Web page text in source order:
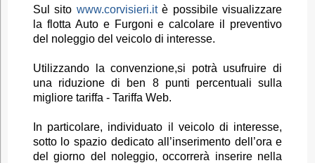
Sul sito www.corvisieri.itè possibile visualizzare
la flotta Auto e Furgoni e calcolare il preventivo
del noleggio del veicolo di interesse.
Utilizzando la convenzione,si potrà usufruire di
una riduzione di ben 8 punti percentuali sulla
migliore tariffa - Tariffa Web.
In particolare, individuato il veicolo di interesse,
sotto lo spazio dedicato all’inserimento dell’ora e
del giorno del noleggio, occorrerà inserire nella